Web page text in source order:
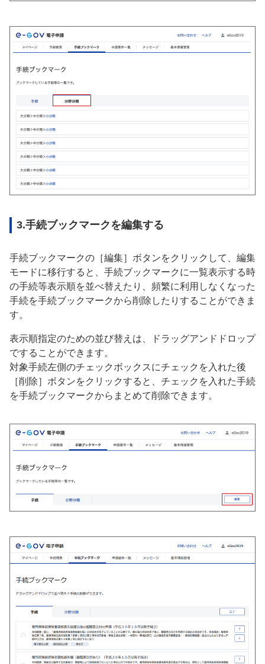
3.手続ブックマークを編集する
手続ブックマークの［編集］ボタンをクリックして、編集
モードに移行すると、手続ブックマークに一覧表示する時
の手続等表示順を並べ替えたり、頻繁に利用しなくなった
手続を手続ブックマークから削除したりすることができま
す。
表示順指定のための並び替えは、ドラッグアンドドロップ
ですることができます。
対象手続左側のチェックボックスにチェックを入れた後
［削除］ボタンをクリックすると、チェックを入れた手続
を手続ブックマークからまとめて削除できます。